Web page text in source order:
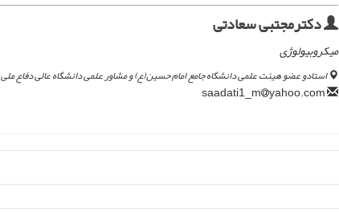
دکترمجتبی سعادتی
میکروبیولوژی
استادو عضو هیئت علمی دانشگاه جامع امام حسین(ع) و مشاور علمی دانشگاه عالی دفاع ملی
yahoo.com